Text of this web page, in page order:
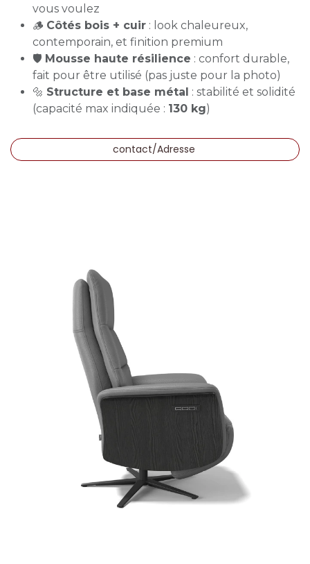
vous voulez
🪵 Côtés bois + cuir : look chaleureux,
contemporain, et finition premium
🛡️ Mousse haute résilience : confort durable,
fait pour être utilisé (pas juste pour la photo)
🔩 Structure et base métal : stabilité et solidité
(capacité max indiquée : 130 kg)
contact/Adresse